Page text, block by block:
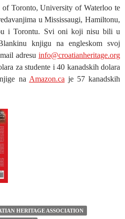
Toronto, University of Waterloo te
u Mississaugi, Hamiltonu,
i Torontu. Svi oni koji nisu bili u
knjigu na engleskom svoj
adresu info@croatianheritage.org
za studente i 40 kanadskih dolara
na Amazon.ca je 57 kanadskih
HERITAGE ASSOCIATION